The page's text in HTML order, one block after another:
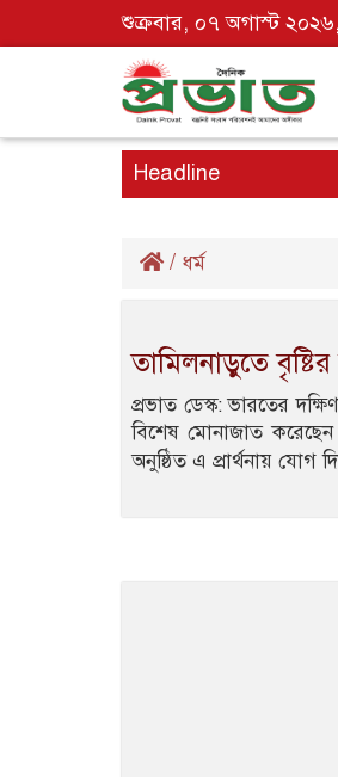
শুক্রবার, ০৭ অগাস্ট
Headline
/ ধর্ম
তামিলনাড়ুতে
প্রভাত ডেস্ক: ভারতের
বিশেষ মোনাজাত করেছেন
অনুষ্ঠিত এ প্রার্থনায় যোগ